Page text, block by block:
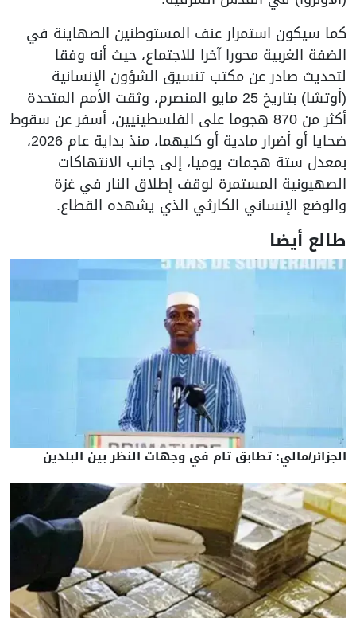
كما سيكون استمرار عنف المستوطنين الصهاينة في
الضفة الغربية محورا آخرا للاجتماع، حيث أنه وفقا
لتحديث صادر عن مكتب تنسيق الشؤون الإنسانية
(أوتشا) بتاريخ 25 مايو المنصرم، وثقت الأمم المتحدة
أكثر من 870 هجوما على الفلسطينيين، أسفر عن سقوط
ضحايا أو أضرار مادية أو كليهما، منذ بداية عام 2026،
بمعدل ستة هجمات يوميا، إلى جانب الانتهاكات
الصهيونية المستمرة لوقف إطلاق النار في غزة
والوضع الإنساني الكارثي الذي يشهده القطاع.
طالع أيضا
الجزائر/مالي: تطابق تام في وجهات النظر بين البلدين